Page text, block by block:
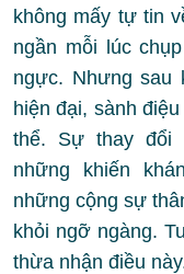
không mấy tự tin
ngần mỗi lúc
ngực. Nhưng sau
hiện đại, sành
thể. Sự thay đổi
những khiến
những cộng sự
khỏi ngỡ ngàng.
thừa nhận điều